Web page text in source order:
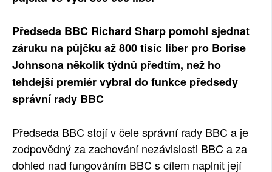
RUBRIKY
PLNÁ VERZE STRÁNEK
Předseda BBC Richard Sharp pomohl sjednat
záruku na půjčku až 800 tisíc liber pro Borise
Johnsona několik týdnů předtím, než ho
tehdejší premiér vybral do funkce předsedy
správní rady BBC
Předseda BBC stojí v čele správní rady BBC a je
zodpovědný za zachování nezávislosti BBC a za
dohled nad fungováním BBC s cílem naplnit její